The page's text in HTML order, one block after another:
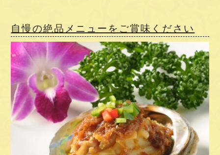
自慢の絶品メニューをご賞味ください